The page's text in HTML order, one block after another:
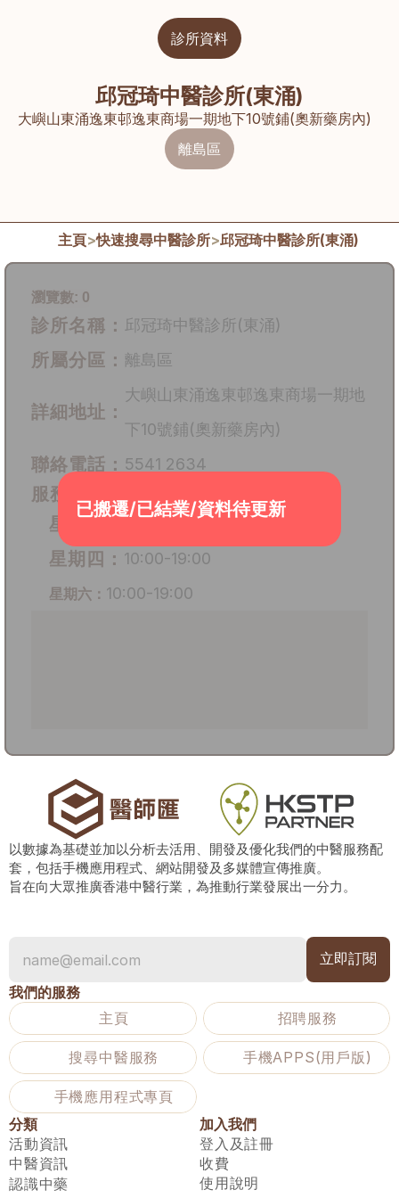
診所資料
邱冠琦中醫診所(東涌)
大嶼山東涌逸東邨逸東商場一期地下10號鋪(奧新藥房內)
離島區
已搬遷/已結業/資料待更新
瀏覽數: 0
診所名稱： 邱冠琦中醫診所(東涌)
所屬分區： 離島區
詳細地址：
大嶼山東涌逸東邨逸東商場一期地
下10號鋪(奧新藥房內)
聯絡電話： 5541 2634
服務時間：
星期二： 10:00-19:00
星期四： 10:00-19:00
星期六： 10:00-19:00
主頁>快速搜尋中醫診所>邱冠琦中醫診所(東涌)
以數據為基礎並加以分析去活用、開發及優化我們的中醫服務配
套，包括手機應用程式、網站開發及多媒體宣傳推廣。
旨在向大眾推廣香港中醫行業，為推動行業發展出一分力。
我們的服務
主頁
招聘服務
搜尋中醫服務 手機APPS(用戶版)
手機應用程式專頁
分類
活動資訊
中醫資訊
認識中藥
加入我們
登入及註冊
收費
使用說明